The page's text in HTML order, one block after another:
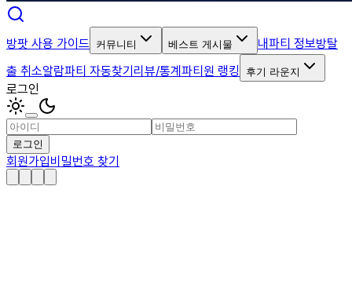
방팟 사용 가이드 커뮤니티 베스트 게시물 내파티 정보방탈
출 취소알람파티 자동찾기리뷰/통계파티원 랭킹 후기 라운지
로그인
로그인
회원가입비밀번호 찾기